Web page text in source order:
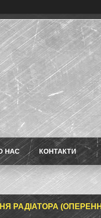
НАС КОНТАКТИ
РАДІАТОРА